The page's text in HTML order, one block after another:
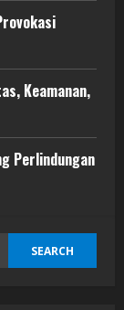
Keamanan,
Perlindungan